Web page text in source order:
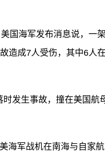
国海军发布消息说，一
造成7人受伤，其中6人
发生事故，撞在美国航
海军战机在南海与自家